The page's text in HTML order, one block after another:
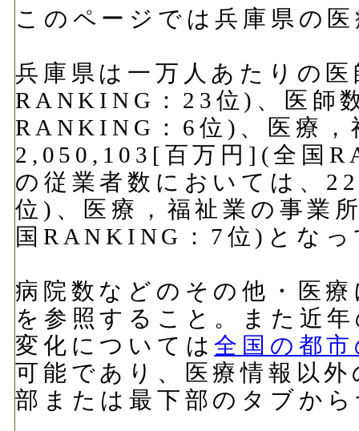
このページでは兵庫県の
兵庫県は一万人あたりの
RANKING：23位)、医師
RANKING：6位)、医療，
2,050,103[百万円](全国
の従業者数においては、
位)、医療，福祉業の事業
国RANKING：7位)となっ
病院数などのその他・医
を参照すること。また近
変化については全国の都
可能であり、医療情報以
部または最下部のタブか